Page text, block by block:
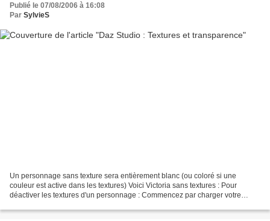
Publié le 07/08/2006 à 16:08
Par SylvieS
Un personnage sans texture sera entièrement blanc (ou coloré si une
couleur est active dans les textures) Voici Victoria sans textures : Pour
déactiver les textures d'un personnage : Commencez par charger votre